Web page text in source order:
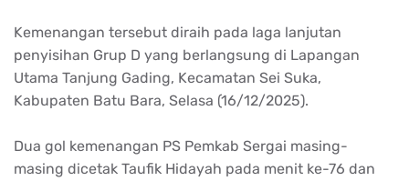
Kemenangan tersebut diraih pada laga lanjutan
penyisihan Grup D yang berlangsung di Lapangan
Utama Tanjung Gading, Kecamatan Sei Suka,
Kabupaten Batu Bara, Selasa (16/12/2025).
Dua gol kemenangan PS Pemkab Sergai masing-
masing dicetak Taufik Hidayah pada menit ke-76 dan